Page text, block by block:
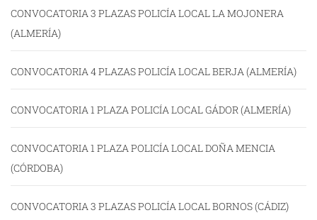
CONVOCATORIA 3 PLAZAS POLICÍA LOCAL LA MOJONERA
(ALMERÍA)
CONVOCATORIA 4 PLAZAS POLICÍA LOCAL BERJA (ALMERÍA)
CONVOCATORIA 1 PLAZA POLICÍA LOCAL GÁDOR (ALMERÍA)
CONVOCATORIA 1 PLAZA POLICÍA LOCAL DOÑA MENCIA
(CÓRDOBA)
CONVOCATORIA 3 PLAZAS POLICÍA LOCAL BORNOS (CÁDIZ)